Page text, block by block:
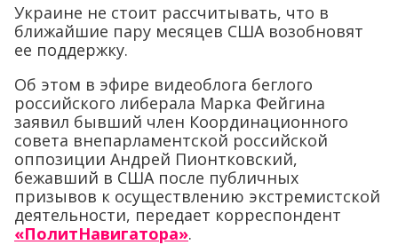
Украине не стоит рассчитывать, что в
ближайшие пару месяцев США возобновят
ее поддержку.
Об этом в эфире видеоблога беглого
российского либерала Марка Фейгина
заявил бывший член Координационного
совета внепарламентской российской
оппозиции Андрей Пионтковский,
бежавший в США после публичных
призывов к осуществлению экстремистской
деятельности, передает корреспондент
«ПолитНавигатора».